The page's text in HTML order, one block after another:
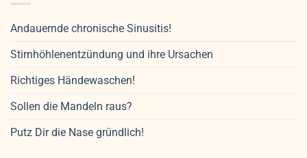
Andauernde chronische Sinusitis!
Stirnhöhlenentzündung und ihre Ursachen
Richtiges Händewaschen!
Sollen die Mandeln raus?
Putz Dir die Nase gründlich!